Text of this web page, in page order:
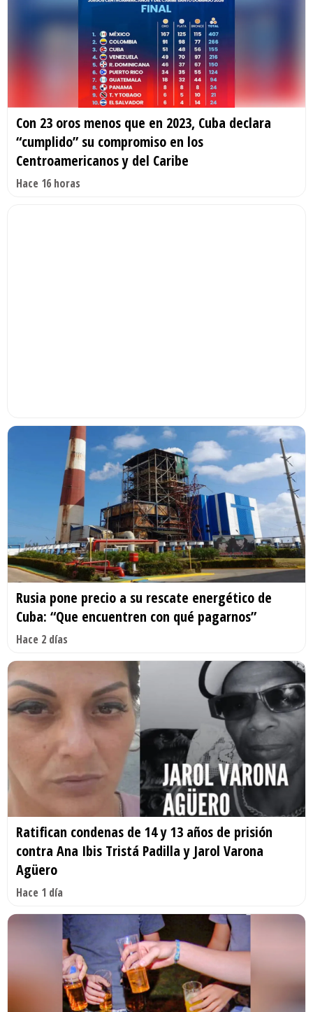
Con 23 oros menos que en 2023, Cuba declara
“cumplido” su compromiso en los
Centroamericanos y del Caribe
Hace 16 horas
Rusia pone precio a su rescate energético de
Cuba: “Que encuentren con qué pagarnos”
Hace 2 días
Ratifican condenas de 14 y 13 años de prisión
contra Ana Ibis Tristá Padilla y Jarol Varona
Agüero
Hace 1 día